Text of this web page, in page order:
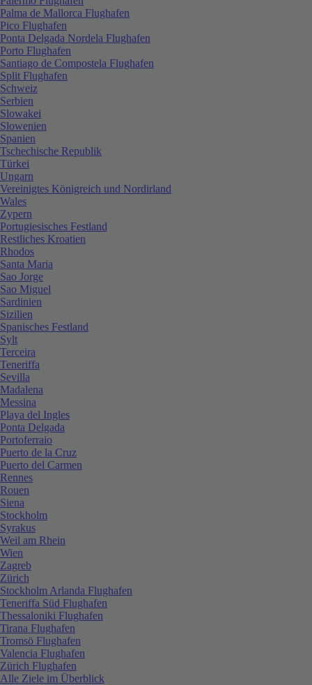
Palma de Mallorca Flughafen
Pico Flughafen
Ponta Delgada Nordela Flughafen
Porto Flughafen
Santiago de Compostela Flughafen
Split Flughafen
Schweiz
Serbien
Slowakei
Slowenien
Spanien
Tschechische Republik
Türkei
Ungarn
Vereinigtes Königreich und Nordirland
Wales
Zypern
Portugiesisches Festland
Restliches Kroatien
Rhodos
Santa Maria
Sao Jorge
Sao Miguel
Sardinien
Sizilien
Spanisches Festland
Sylt
Terceira
Teneriffa
Sevilla
Madalena
Messina
Playa del Ingles
Ponta Delgada
Portoferraio
Puerto de la Cruz
Puerto del Carmen
Rennes
Rouen
Siena
Stockholm
Syrakus
Weil am Rhein
Wien
Zagreb
Zürich
Stockholm Arlanda Flughafen
Teneriffa Süd Flughafen
Thessaloniki Flughafen
Tirana Flughafen
Tromsö Flughafen
Valencia Flughafen
Zürich Flughafen
Alle Ziele im Überblick